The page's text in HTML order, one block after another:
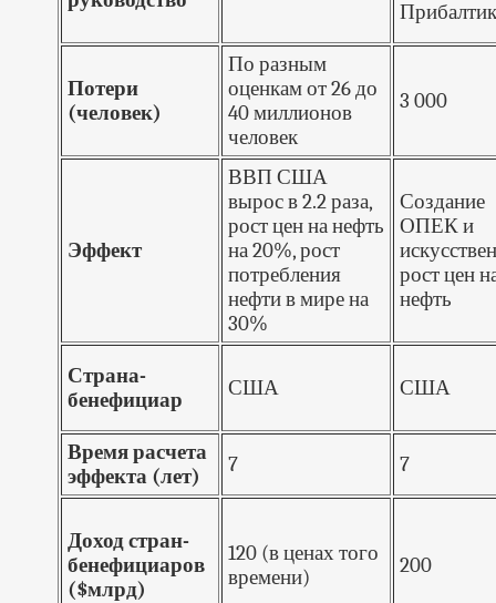
Потери
(человек)
По разным
оценкам от 26 до
40 миллионов
человек
3 000
Эффект
ВВП США
вырос в 2.2 раза,
рост цен на нефть
на 20%, рост
потребления
нефти в мире на
30%
Создание
ОПЕК и
рост цен
нефть
Страна-
бенефициар
США США
Время расчета
эффекта (лет)
7 7
Доход стран-
бенефициаров
($млрд)
120 (в ценах того
времени)
200